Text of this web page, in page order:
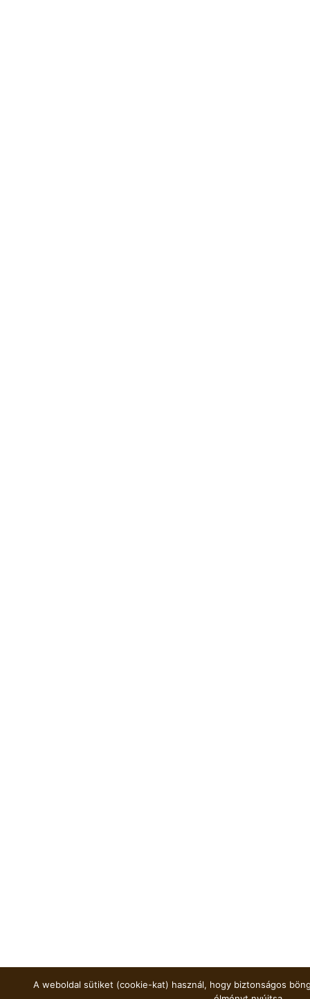
A weboldal sütiket (cookie-kat) használ, hogy biztonságos